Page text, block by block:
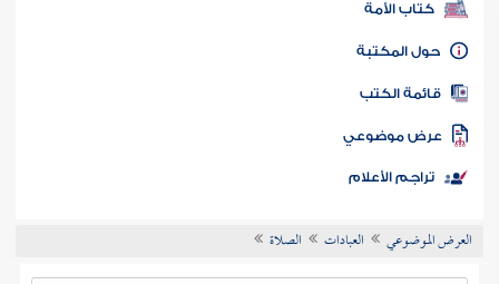
كتاب الأمة
المكتبة
الكتب
موضوعي
تراجم الأعلام
العرض الموضوعي العبادات الصلاة